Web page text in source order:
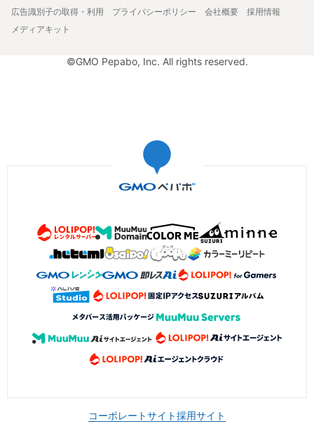
広告識別子の取得・利用
プライバシーポリシー 会社概要
採用情報
メディアキット
©GMO Pepabo, Inc. All rights reserved.
コーポレートサイト採用サイト